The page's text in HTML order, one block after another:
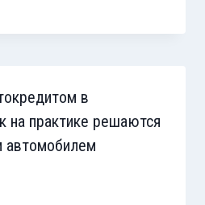
в
на практике решаются
автомобилем